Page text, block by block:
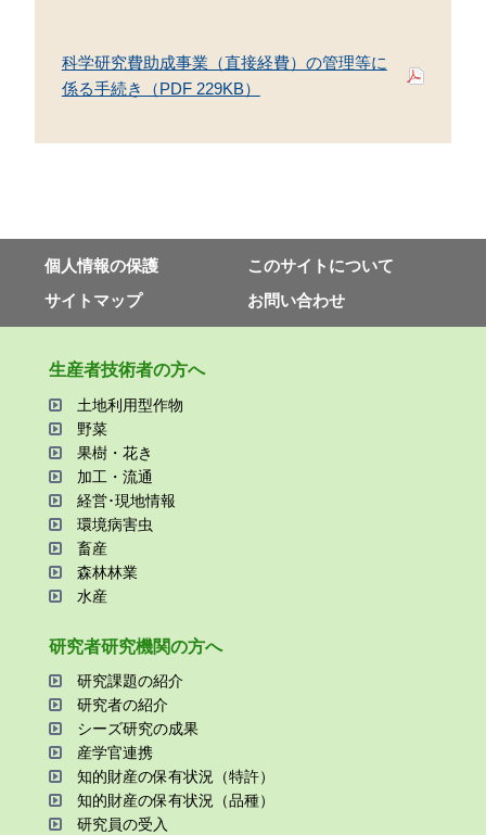
科学研究費助成事業（直接経費）の管理等に
係る手続き（PDF 229KB）
個⼈情報の保護
このサイトについて
サイトマップ
お問い合わせ
⽣産者技術者の⽅へ
⼟地利⽤型作物
野菜
果樹・花き
加⼯・流通
経営･現地情報
環境病害⾍
畜産
森林林業
⽔産
研究者研究機関の⽅へ
研究課題の紹介
研究者の紹介
シーズ研究の成果
産学官連携
知的財産の保有状況（特許）
知的財産の保有状況（品種）
研究員の受⼊